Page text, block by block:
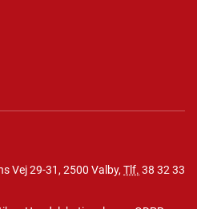
Vej 29-31, 2500 Valby, Tlf. 38 32 33